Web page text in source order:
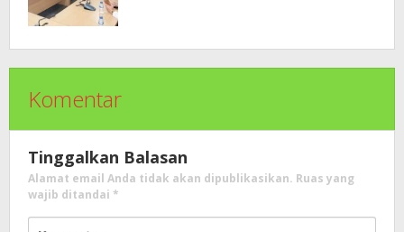
Komentar
Tinggalkan Balasan
Alamat email Anda tidak akan dipublikasikan. Ruas yang
wajib ditandai *